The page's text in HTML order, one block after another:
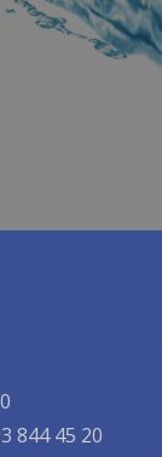
844 45 20